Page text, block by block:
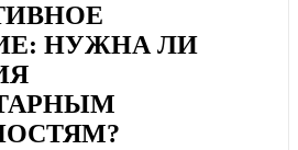
НУЖНА ЛИ